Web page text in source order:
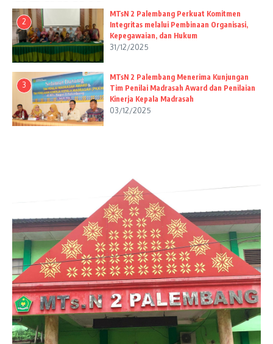
2
MTsN 2 Palembang Perkuat Komitmen
Integritas melalui Pembinaan Organisasi,
Kepegawaian, dan Hukum
31/12/2025
3
MTsN 2 Palembang Menerima Kunjungan
Tim Penilai Madrasah Award dan Penilaian
Kinerja Kepala Madrasah
03/12/2025